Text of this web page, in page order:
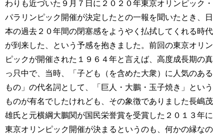
わりも近づいた９月７日に２０２０年東京オリンピック・
パラリンピック開催が決定したとの一報を聞いたとき、日
本の過去２０年間の閉塞感をようやく払拭してくれる時代
が到来した、という予感を抱きました。前回の東京オリン
ピックが開催された１９６４年と言えば、高度成長期の真
っ只中で、当時、「子ども（を含めた大衆）に人気のある
もの」の代名詞として、「巨人・大鵬・玉子焼き」という
ものが有名でしたけれども、その象徴でありました長嶋茂
雄氏と元横綱大鵬関が国民栄誉賞を受賞した２０１３年に
東京オリンピック開催が決まるというのも、何かの縁なの